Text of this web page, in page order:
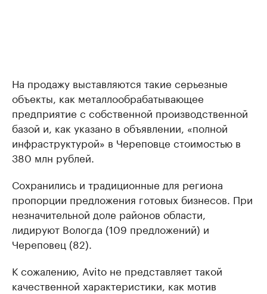
На продажу выставляются такие серьезные
объекты, как металлообрабатывающее
предприятие с собственной производственной
базой и, как указано в объявлении, «полной
инфраструктурой» в Череповце стоимостью в
380 млн рублей.
Сохранились и традиционные для региона
пропорции предложения готовых бизнесов. При
незначительной доле районов области,
лидируют Вологда (109 предложений) и
Череповец (82).
К сожалению, Avito не представляет такой
качественной характеристики, как мотив